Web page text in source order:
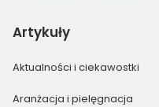
Artykuły
Aktualności i ciekawostki
Aranżacja i pielęgnacja